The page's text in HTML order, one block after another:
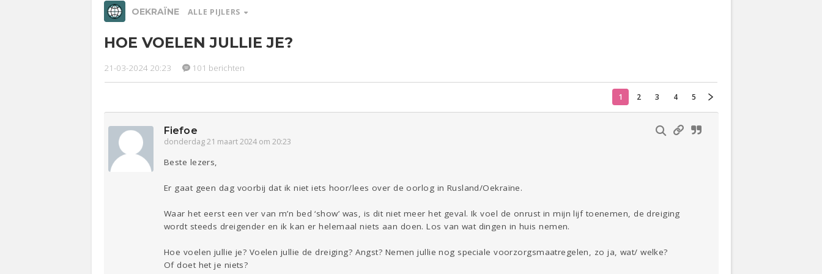
OEKRAÏNE ALLE PIJLERS
Oekraïne
Beauty
Klussen
Sport
HOE VOELEN JULLIE JE?
21-03-2024 20:23 101 berichten
1 2 3 4 5
Fiefoe
donderdag 21 maart 2024 om 20:23
Beste lezers,
Er gaat geen dag voorbij dat ik niet iets hoor/lees over de oorlog in Rusland/Oekraïne.
Waar het eerst een ver van m’n bed ‘show’ was, is dit niet meer het geval. Ik voel de onrust in mijn lijf toenemen, de dreiging
wordt steeds dreigender en ik kan er helemaal niets aan doen. Los van wat dingen in huis nemen.
Hoe voelen jullie je? Voelen jullie de dreiging? Angst? Nemen jullie nog speciale voorzorgsmaatregelen, zo ja, wat/ welke?
Of doet het je niets?